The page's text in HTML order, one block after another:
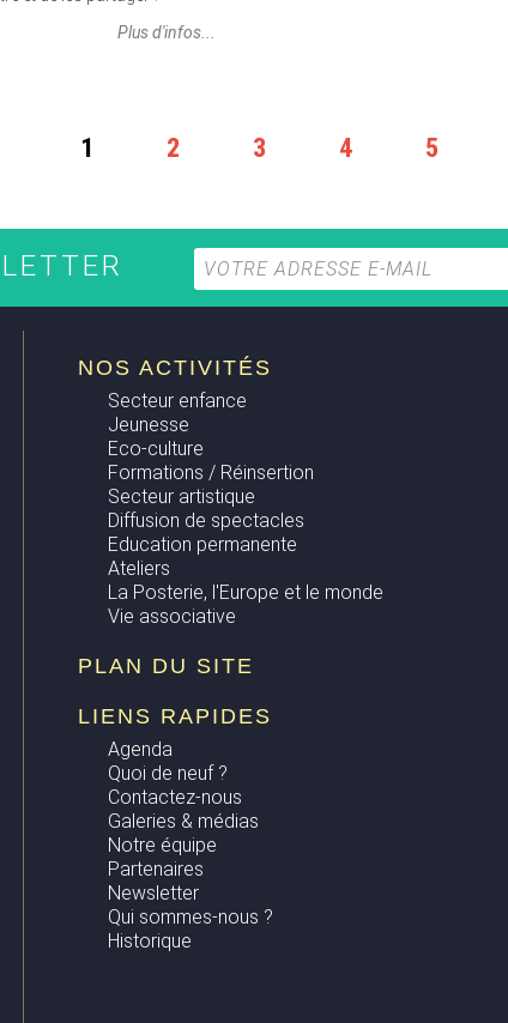
Plus d'infos...
1 2 3 4 5
NOS ACTIVITÉS
Secteur enfance
Jeunesse
Eco-culture
Formations / Réinsertion
Secteur artistique
Diffusion de spectacles
Education permanente
Ateliers
La Posterie, l'Europe et le monde
Vie associative
PLAN DU SITE
LIENS RAPIDES
Agenda
Quoi de neuf ?
Contactez-nous
Galeries & médias
Notre équipe
Partenaires
Newsletter
Qui sommes-nous ?
Historique